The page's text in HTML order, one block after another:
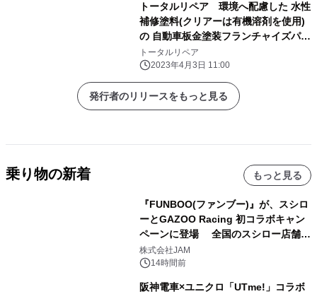
トータルリペア 環境へ配慮した 水性
補修塗料(クリアーは有機溶剤を使用)
の 自動車板金塗装フランチャイズパッ
ケージの提供開始 4月3日からデリ
バリーモデルの講習をスタート
トータルリペア
2023年4月3日 11:00
発行者のリリースをもっと見る
乗り物の新着 もっと見る
『FUNBOO(ファンブー)』が、スシロ
ーとGAZOO Racing 初コラボキャン
ペーンに登場 全国のスシロー店舗で
GR 4車種の FUNBOO(ミニカー)付き
メニューが展開されます
株式会社JAM
14時間前
阪神電車×ユニクロ「UTme!」コラボ